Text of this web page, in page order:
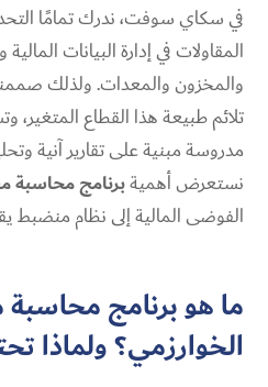
في سكاي سوفت، ندرك تمامًا
المقاولات في إدارة البيانات
والمخزون والمعدات. ولذلك
تلائم طبيعة هذا القطاع
مدروسة مبنية على تقارير آنية
نستعرض أهميةبرنامج محاسبة
الفوضى المالية إلى نظام منضبط
ما هو برنامج محاسبة
الخوارزمي؟ ولماذا